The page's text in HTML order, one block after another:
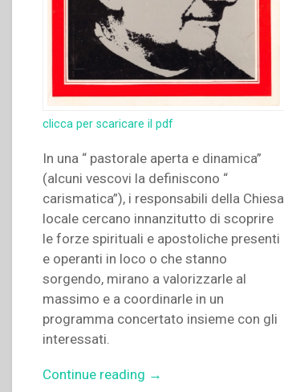
clicca per scaricare il pdf
In una “ pastorale aperta e dinamica”
(alcuni vescovi la definiscono “
carismatica”), i responsabili della Chiesa
locale cercano innanzitutto di scoprire
le forze spirituali e apostoliche presenti
e operanti in loco o che stanno
sorgendo, mirano a valorizzarle al
massimo e a coordinarle in un
programma concertato insieme con gli
interessati.
Continue reading “Francesco
→